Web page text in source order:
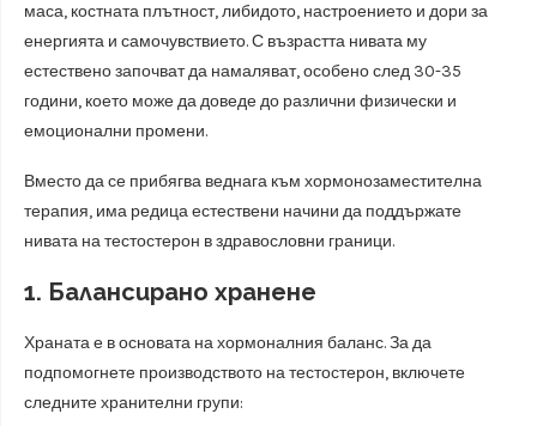
маса, костната плътност, либидото, настроението и дори за
енергията и самочувствието. С възрастта нивата му
естествено започват да намаляват, особено след 30-35
години, което може да доведе до различни физически и
емоционални промени.
Вместо да се прибягва веднага към хормонозаместителна
терапия, има редица естествени начини да поддържате
нивата на тестостерон в здравословни граници.
1. Балансирано хранене
Храната е в основата на хормоналния баланс. За да
подпомогнете производството на тестостерон, включете
следните хранителни групи: